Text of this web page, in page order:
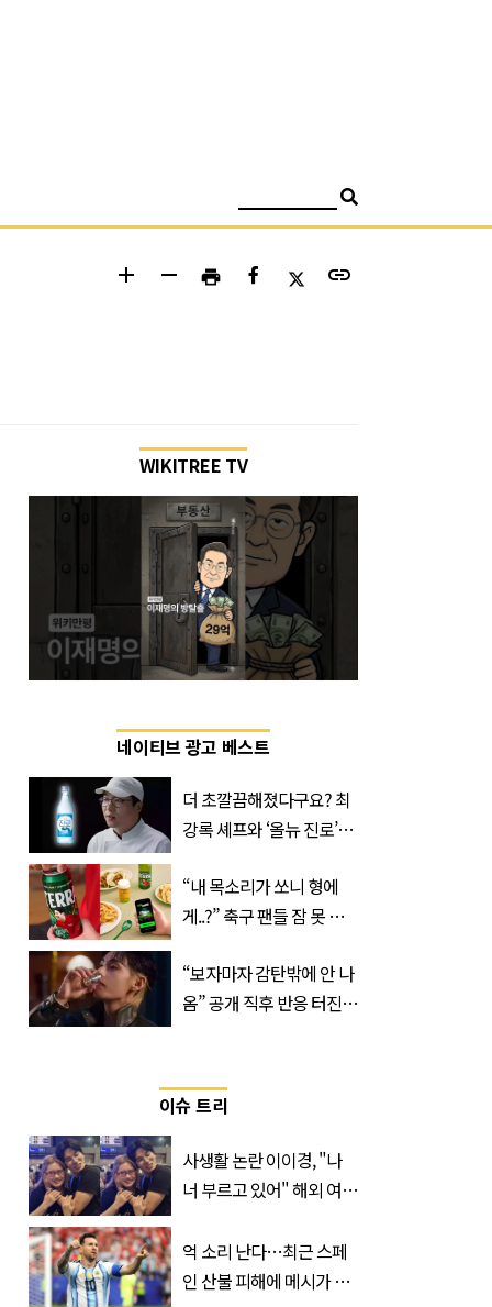
add remove print link
WIKITREE TV
네이티브 광고 베스트
더 초깔끔해졌다구요? 최
강록 셰프와 ‘올뉴 진로’의
“내 목소리가 쏘니 형에
게..?” 축구 팬들 잠 못 들
트
“보자마자 감탄밖에 안 나
옴” 공개 직후 반응 터진
이슈 트리
사생활 논란 이이경, "나
너 부르고 있어" 해외 여배
억 소리 난다…최근 스페
인 산불 피해에 메시가 기